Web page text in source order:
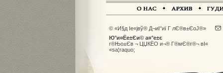
© «И§д Іе«јвў® Д¬иІ°иї Г лЄ®в±ЄоЈ®»
Ю°и¤Ёе±Єи© а¤°е±є
г®Њо±Єв ¬ ЦЏКЁО и¬® Г®мЄ®г®¬ вІ«
«sа­¦raquo;